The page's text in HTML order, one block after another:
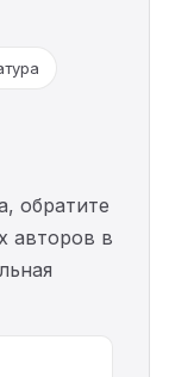
обратите
авторов в